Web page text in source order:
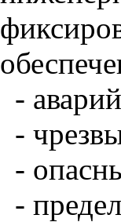
-
-
-
-